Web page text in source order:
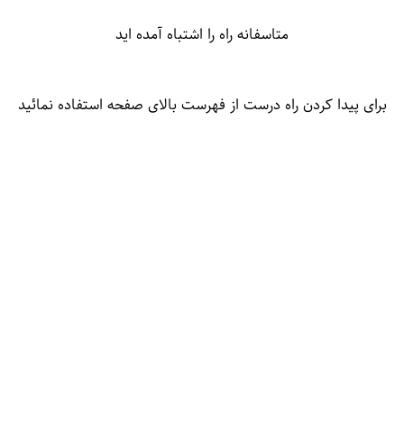
متاسفانه راه را اشتباه آمده اید
برای پیدا کردن راه درست از فهرست بالای صفحه استفاده نمائید